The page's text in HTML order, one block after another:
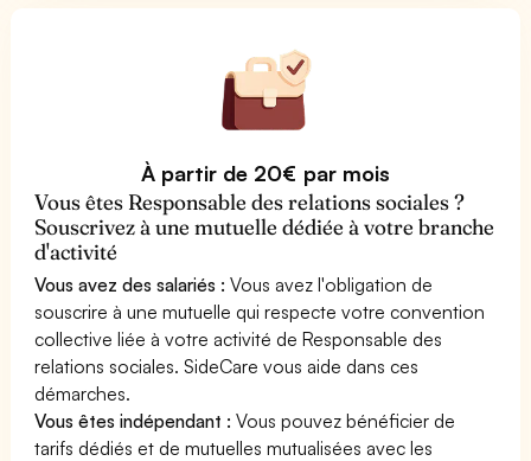
À partir de 20€ par mois
Vous êtes Responsable des relations sociales ?
Souscrivez à une mutuelle dédiée à votre branche
d'activité
Vous avez des salariés : Vous avez l'obligation de
souscrire à une mutuelle qui respecte votre convention
collective liée à votre activité de Responsable des
relations sociales. SideCare vous aide dans ces
démarches.
Vous êtes indépendant : Vous pouvez bénéficier de
tarifs dédiés et de mutuelles mutualisées avec les